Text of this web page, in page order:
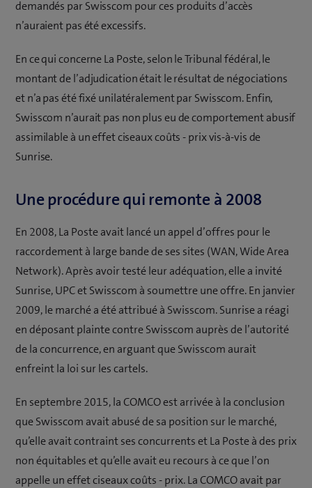
demandés par Swisscom pour ces produits d’accès
n’auraient pas été excessifs.
En ce qui concerne La Poste, selon le Tribunal fédéral, le
montant de l’adjudication était le résultat de négociations
et n’a pas été fixé unilatéralement par Swisscom. Enfin,
Swisscom n’aurait pas non plus eu de comportement abusif
assimilable à un effet ciseaux coûts - prix vis-à-vis de
Sunrise.
Une procédure qui remonte à 2008
En 2008, La Poste avait lancé un appel d’offres pour le
raccordement à large bande de ses sites (WAN, Wide Area
Network). Après avoir testé leur adéquation, elle a invité
Sunrise, UPC et Swisscom à soumettre une offre. En janvier
2009, le marché a été attribué à Swisscom. Sunrise a réagi
en déposant plainte contre Swisscom auprès de l’autorité
de la concurrence, en arguant que Swisscom aurait
enfreint la loi sur les cartels.
En septembre 2015, la COMCO est arrivée à la conclusion
que Swisscom avait abusé de sa position sur le marché,
qu’elle avait contraint ses concurrents et La Poste à des prix
non équitables et qu’elle avait eu recours à ce que l’on
appelle un effet ciseaux coûts - prix. La COMCO avait par